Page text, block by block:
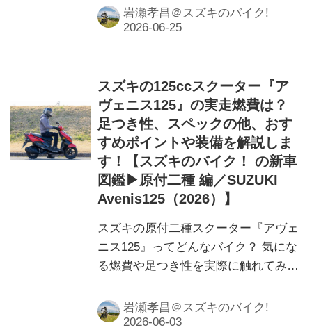
詳しくお届け！
岩瀬孝昌＠スズキのバイク!
スズキの125ccスクーター『ア
ヴェニス125』の実走燃費は？
足つき性、スペックの他、おす
すめポイントや装備を解説しま
す！【スズキのバイク！ の新車
図鑑▶原付二種 編／SUZUKI
Avenis125（2026）】
スズキの原付二種スクーター『アヴェ
ニス125』ってどんなバイク？ 気にな
る燃費や足つき性を実際に触れてみて
や装備など基本情報を詳しくお届け！
岩瀬孝昌＠スズキのバイク!